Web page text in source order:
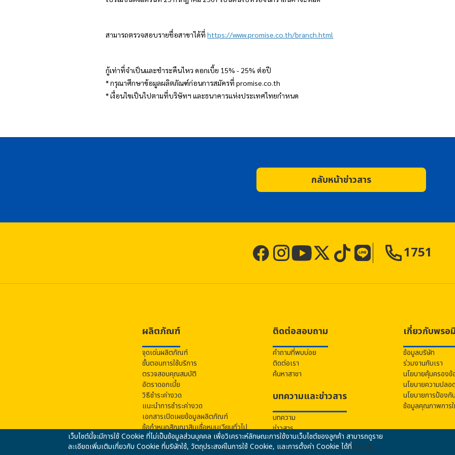
สามารถตรวจสอบรายชื่อสาขาได้ที่ https://www.promise.co.th/branch.html
กู้เท่าที่จำเป็นและชำระคืนไหว ดอกเบี้ย 15% - 25% ต่อปี
* กรุณาศึกษาข้อมูลผลิตภัณฑ์ก่อนการสมัครที่ promise.co.th
* เงื่อนไขเป็นไปตามที่บริษัทฯ และธนาคารแห่งประเทศไทยกำหนด
กลับหน้าข่าวสาร
1751
ผลิตภัณฑ์
จุดเด่นผลิตภัณฑ์
ขั้นตอนการใช้บริการ
ตรวจสอบคุณสมบัติ
อัตราดอกเบี้ย
วิธีชำระค่างวด
แนะนำการชำระค่างวด
เอกสารเปิดเผยข้อมูลผลิตภัณฑ์
ข้อกำหนดสัญญาสินเชื่อหมุนเวียนทั่วไป
ติดต่อสอบถาม
คำถามที่พบบ่อย
ติดต่อเรา
ค้นหาสาขา
บทความและข่าวสาร
บทความ
ข่าวสาร
เกี่ยวกับพรอ
ข้อมูลบริษัท
ร่วมงานกับเรา
นโยบายคุ้มครอง
นโยบายความปล
นโยบายการป้องกั
ข้อมูลคุณภาพการ
เว็บไซต์นี้จะมีการใช้ Cookie ที่ไม่เป็นข้อมูลส่วนบุคคล เพื่อวิเคราะห์ลักษณะการใช้งานเว็บไซต์ของลูกค้า สามารถดูราย
ละเอียดเพิ่มเติมเกี่ยวกับ Cookie ที่บริษัทใช้, วัตถุประสงค์ในการใช้ Cookie, และการตั้งค่า Cookie ได้ที่นโยบาย